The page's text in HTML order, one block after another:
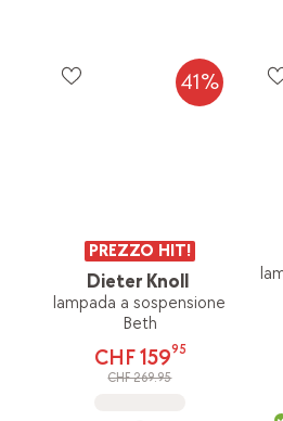
41%
PREZZO HIT!
Dieter Knoll
lampada a sospensione
Beth
CHF 15995
CHF 269.95